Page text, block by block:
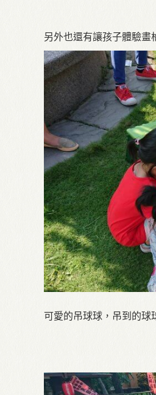
另外也還有讓孩子體驗畫
可愛的吊球球，吊到的球